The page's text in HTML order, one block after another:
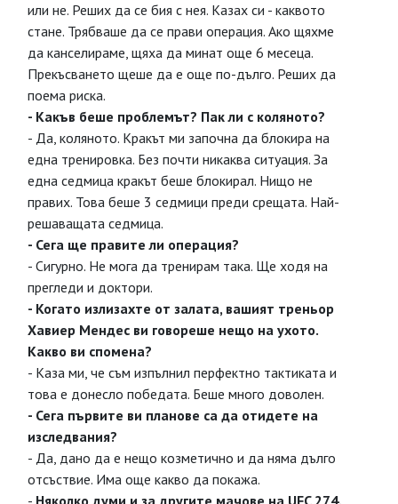
или не. Реших да се бия с нея. Казах си - каквото
стане. Трябваше да се прави операция. Ако щяхме
да канселираме, щяха да минат още 6 месеца.
Прекъсването щеше да е още по-дълго. Реших да
поема риска.
- Какъв беше проблемът? Пак ли с коляното?
- Да, коляното. Кракът ми започна да блокира на
една тренировка. Без почти никаква ситуация. За
една седмица кракът беше блокирал. Нищо не
правих. Това беше 3 седмици преди срещата. Най-
решаващата седмица.
- Сега ще правите ли операция?
- Сигурно. Не мога да тренирам така. Ще ходя на
прегледи и доктори.
- Когато излизахте от залата, вашият треньор
Хавиер Мендес ви говореше нещо на ухото.
Какво ви спомена?
- Каза ми, че съм изпълнил перфектно тактиката и
това е донесло победата. Беше много доволен.
- Сега първите ви планове са да отидете на
изследвания?
- Да, дано да е нещо козметично и да няма дълго
отсъствие. Има още какво да покажа.
- Няколко думи и за другите мачове на UFC 274.